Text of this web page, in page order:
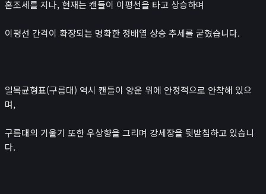
이미지 압축기
녹음기
혼조세를 지나, 현재는 캔들이 이평선을 타고 상승하며
이평선 간격이 확장되는 명확한 정배열 상승 추세를 굳혔습니다.
일목균형표(구름대) 역시 캔들이 양운 위에 안정적으로 안착해 있으
며,
구름대의 기울기 또한 우상향을 그리며 강세장을 뒷받침하고 있습니
다.